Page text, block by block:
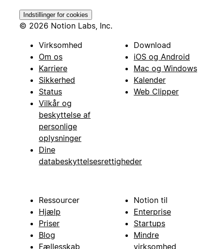
Indstillinger for cookies
© 2026 Notion Labs, Inc.
Virksomhed
Om os
Karriere
Sikkerhed
Status
Vilkår og
beskyttelse af
personlige
oplysninger
Dine
databeskyttelsesrettigheder
Download
iOS og Android
Mac og Windows
Kalender
Web Clipper
Ressourcer
Hjælp
Priser
Blog
Fællesskab
Notion til
Enterprise
Startups
Mindre
virksomhed